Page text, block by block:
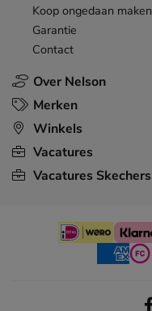
Over Nelson
Koop ongedaan maken
Garantie
Contact
Merken
Winkels
Vacatures
Vacatures Skechers